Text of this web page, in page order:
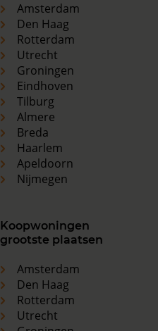
Amsterdam
Den Haag
Rotterdam
Utrecht
Groningen
Eindhoven
Tilburg
Almere
Breda
Haarlem
Apeldoorn
Nijmegen
Koopwoningen
grootste plaatsen
Amsterdam
Den Haag
Rotterdam
Utrecht